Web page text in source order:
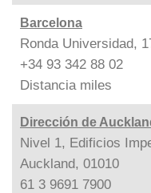
Barcelona
Ronda Universidad,
+34 93 342 88 02
Distancia miles
Dirección de
Nivel 1, Edificios
Auckland, 01010
61 3 9691 7900